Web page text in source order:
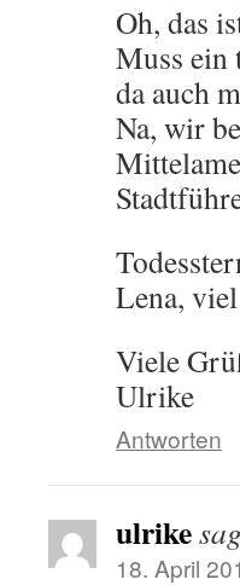
Oh, das
Muss ein
da auch
Na, wir
Lena,
Viele
Ulrike
Antworten
ulrike
18. April